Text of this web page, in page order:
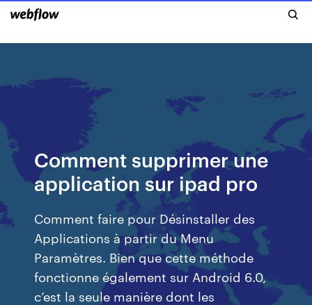
Comment supprimer une
application sur ipad pro
Comment faire pour Désinstaller des
Applications à partir du Menu
Paramètres. Bien que cette méthode
fonctionne également sur Android 6.0,
c’est la seule manière dont les